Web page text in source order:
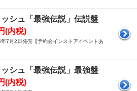
ッシュ「最強伝説」伝説盤
(内税)
7月2日発売【予約会インストアイベントあ
ッシュ「最強伝説」最強盤
(内税)